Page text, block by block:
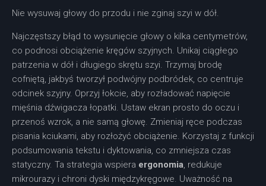
Nie wysuwaj głowy do przodu i nie zginaj szyi w dół.
Najczęstszy błąd to wysunięcie głowy o kilka centymetrów,
co podnosi obciążenie kręgów szyjnych. Unikaj ciągłego
patrzenia w dół i długiego skrętu szyi. Trzymaj brodę
cofniętą, jakbyś tworzył podwójny podbródek, co centruje
odcinek szyjny. Oprzyj łokcie, aby rozładować napięcie
mięśnia dźwigacza łopatki. Ustaw ekran prosto do oczu i
przenoś wzrok, a nie samą głowę. Zmieniaj ręce podczas
pisania kciukami, aby rozłożyć obciążenie. Korzystaj z funkcji
podsumowania tekstu i dyktowania, co zmniejsza czas
statyczny. Ta strategia wspiera ergonomia, redukuje
mikrourazy i chroni dyski międzykręgowe. Uważność na